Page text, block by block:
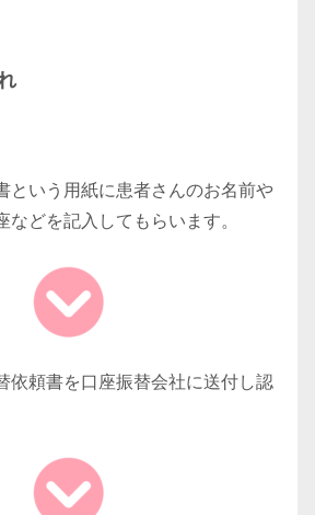
という用紙に患者さんのお名前や
などを記入してもらいます。
依頼書を口座振替会社に送付し認